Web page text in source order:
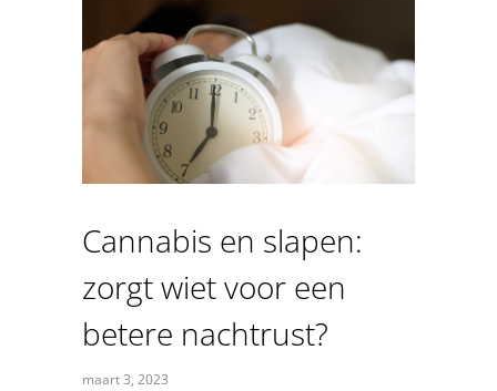
Cannabis en slapen:
zorgt wiet voor een
betere nachtrust?
maart 3, 2023